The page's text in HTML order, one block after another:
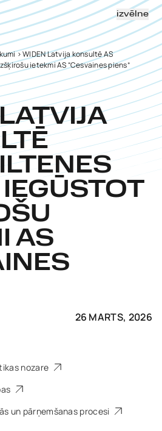
izvēlne
>WIDEN Latvija konsultē AS
ietekmi AS “Cesvaines piens”
IEGŪSTOT
AS
26 MARTS, 2026
nozare
un pārņemšanas procesi